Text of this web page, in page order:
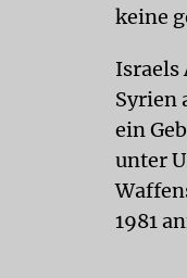
keine
Israels
Syrien
ein
unter
1981